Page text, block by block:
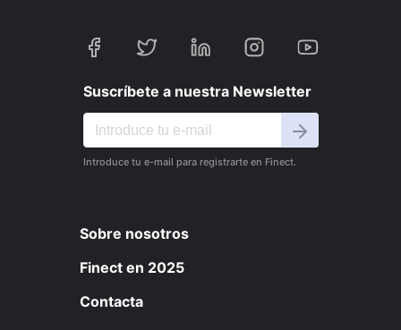
Suscríbete a nuestra Newsletter
Introduce tu e-mail para registrarte en Finect.
Sobre nosotros
Finect en 2025
Contacta